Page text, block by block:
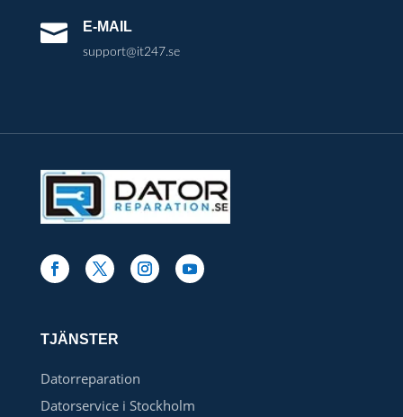
 E-MAIL
support@it247.se
TJÄNSTER
Datorreparation
Datorservice i Stockholm